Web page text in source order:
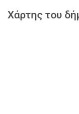
Χάρτης του